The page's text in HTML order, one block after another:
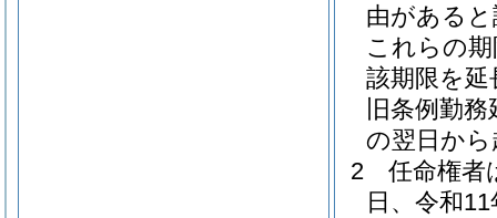
由がある
これらの
該期限を
旧条例勤
の翌日か
2
任命権者
日、令和